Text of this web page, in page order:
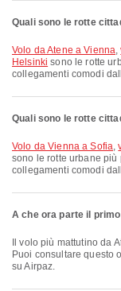
Quali sono le rotte
volo da Atene a Vienna,
Helsinki sono le rotte
collegamenti comodi
Quali sono le rotte
volo da Vienna a Sofia,
sono le rotte urbane più
collegamenti comodi
A che ora parte il
Puoi consultare questo
su Airpaz.